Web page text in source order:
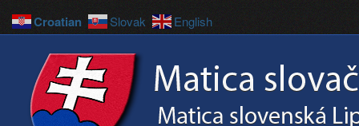
Croatian Slovak English